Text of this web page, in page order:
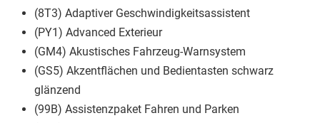
(8T3) Adaptiver Geschwindigkeitsassistent
(PY1) Advanced Exterieur
(GM4) Akustisches Fahrzeug-Warnsystem
(GS5) Akzentflächen und Bedientasten schwarz
glänzend
(99B) Assistenzpaket Fahren und Parken